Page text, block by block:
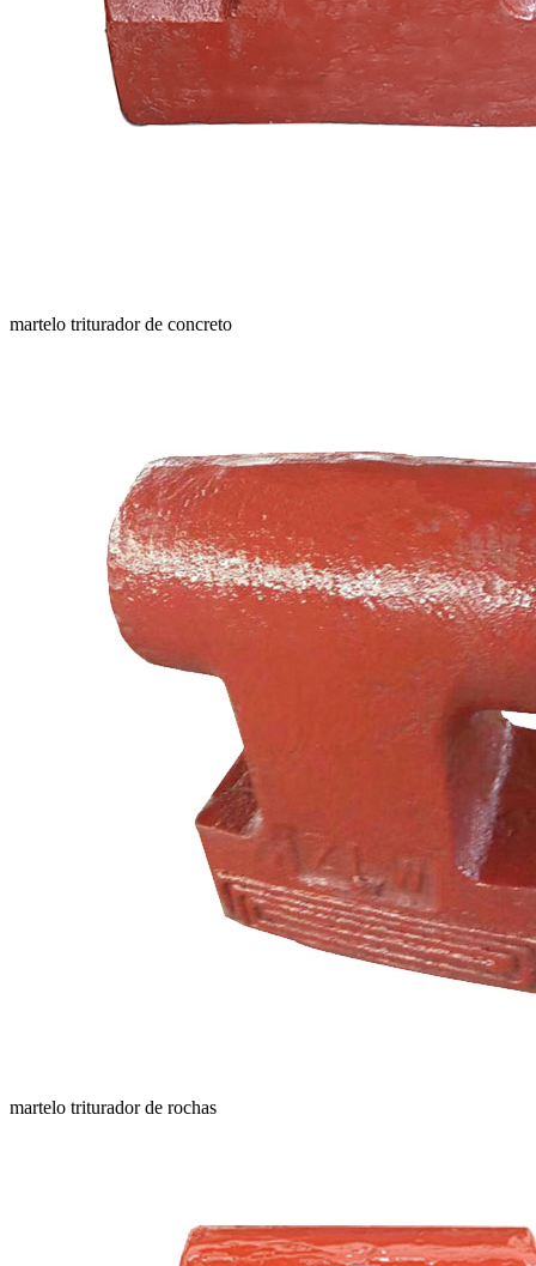
martelo triturador de concreto
martelo triturador de rochas